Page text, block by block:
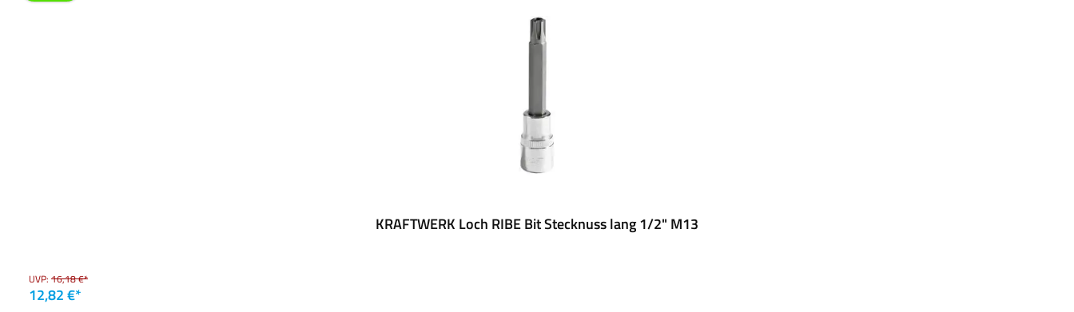
KRAFTWERK Loch RIBE Bit Stecknuss lang 1/2" M13
UVP: 16,18 €*
12,82 €*